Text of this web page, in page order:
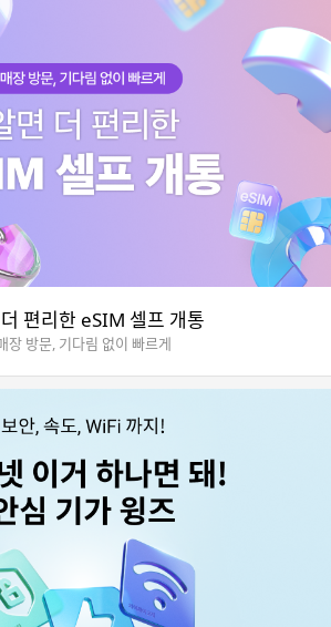
편리한 eSIM 셀프 개통
장 방문, 기다림 없이 빠르게